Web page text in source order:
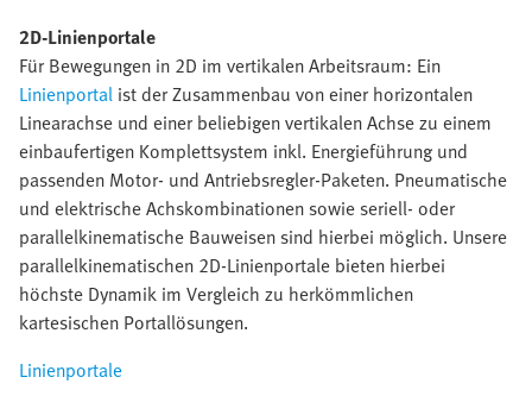
2D-Linienportale
Für Bewegungen in 2D im vertikalen Arbeitsraum: Ein
Linienportal ist der Zusammenbau von einer horizontalen
Linearachse und einer beliebigen vertikalen Achse zu einem
einbaufertigen Komplettsystem inkl. Energieführung und
passenden Motor- und Antriebsregler-Paketen. Pneumatische
und elektrische Achskombinationen sowie seriell- oder
parallelkinematische Bauweisen sind hierbei möglich. Unsere
parallelkinematischen 2D-Linienportale bieten hierbei
höchste Dynamik im Vergleich zu herkömmlichen
kartesischen Portallösungen.
Linienportale